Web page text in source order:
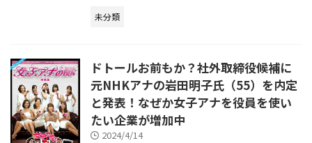
未分類
ドトールお前もか？社外取締役候補に
元NHKアナの岩田明子氏（55）を内定
と発表！なぜか女子アナを役員を使い
たい企業が増加中
2024/4/14